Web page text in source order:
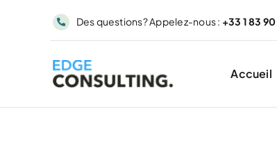
Des questions? Appelez-nous : +33 1 83
Accueil